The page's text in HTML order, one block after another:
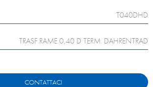
T040DHD
TRASF.RAME 0,40 D TERM. DAHRENTRAD
CONTATTACI